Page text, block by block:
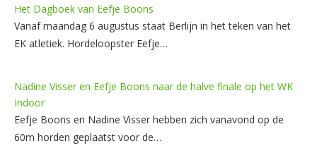
Het Dagboek van Eefje Boons
Vanaf maandag 6 augustus staat Berlijn in het teken van het
EK atletiek. Hordeloopster Eefje…
Nadine Visser en Eefje Boons naar de halve finale op het WK
Indoor
Eefje Boons en Nadine Visser hebben zich vanavond op de
60m horden geplaatst voor de…